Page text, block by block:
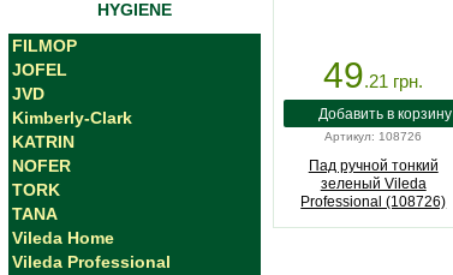
HYGIENE
FILMOP
JOFEL
JVD
Kimberly-Clark
KATRIN
NOFER
TORK
TANA
Vileda Home
Vileda Professional
49.21 грн.
Артикул: 108726
Пад ручной тонкий
зеленый Vileda
Professional (108726)